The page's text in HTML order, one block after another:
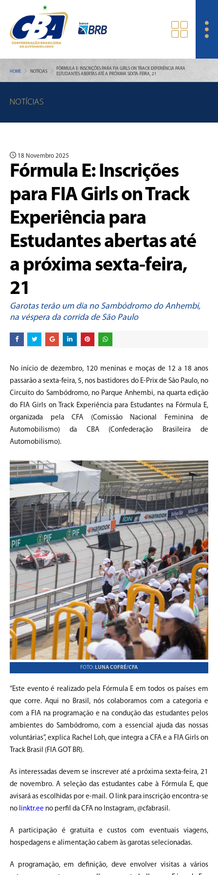
HOME NOTÍCIAS
FÓRMULA E: INSCRIÇÕES PARA FIA GIRLS ON TRACK EXPERIÊNCIA PARA
ESTUDANTES ABERTAS ATÉ A PRÓXIMA SEXTA-FEIRA, 21
NOTÍCIAS
18 Novembro 2025
Fórmula E: Inscrições
para FIA Girls on Track
Experiência para
Estudantes abertas até
a próxima sexta-feira,
21
Garotas terão um dia no Sambódromo do Anhembi,
na véspera da corrida de São Paulo
No início de dezembro, 120 meninas e moças de 12 a 18 anos
passarão a sexta-feira, 5, nos bastidores do E-Prix de São Paulo, no
Circuito do Sambódromo, no Parque Anhembi, na quarta edição
do FIA Girls on Track Experiência para Estudantes na Fórmula E,
organizada pela CFA (Comissão Nacional Feminina de
Automobilismo) da CBA (Confederação Brasileira de
Automobilismo).
FOTO: LUNA COFRÉ/CFA
“Este evento é realizado pela Fórmula E em todos os países em
que corre. Aqui no Brasil, nós colaboramos com a categoria e
com a FIA na programação e na condução das estudantes pelos
ambientes do Sambódromo, com a essencial ajuda das nossas
voluntárias”, explica Rachel Loh, que integra a CFA e a FIA Girls on
Track Brasil (FIA GOT BR).
As interessadas devem se inscrever até a próxima sexta-feira, 21
de novembro. A seleção das estudantes cabe à Fórmula E, que
avisará as escolhidas por e-mail. O link para inscrição encontra-se
no linktr.ee no perfil da CFA no Instagram, @cfabrasil.
A participação é gratuita e custos com eventuais viagens,
hospedagens e alimentação cabem às garotas selecionadas.
A programação, em definição, deve envolver visitas a vários